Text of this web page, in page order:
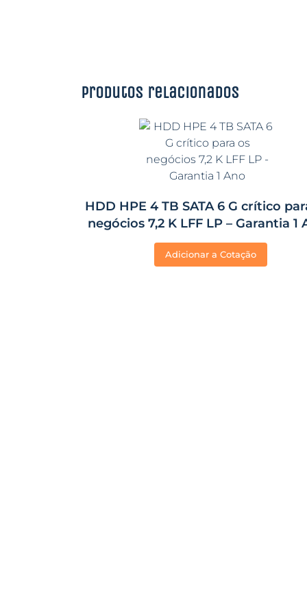
Produtos relacionados
HDD HPE 4 TB SATA 6 G crítico
negócios 7,2 K LFF LP – Garantia 1
Adicionar a Cotação